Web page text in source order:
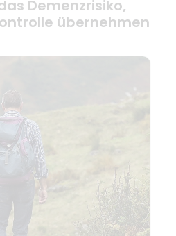
Demenzrisiko,
übernehmen